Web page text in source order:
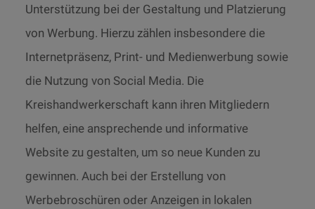
Unterstützung bei der Gestaltung und Platzierung
von Werbung. Hierzu zählen insbesondere die
Internetpräsenz, Print- und Medienwerbung sowie
die Nutzung von Social Media. Die
Kreishandwerkerschaft kann ihren Mitgliedern
helfen, eine ansprechende und informative
Website zu gestalten, um so neue Kunden zu
gewinnen. Auch bei der Erstellung von
Werbebroschüren oder Anzeigen in lokalen